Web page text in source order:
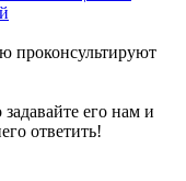
проконсультируют
его нам и
ответить!